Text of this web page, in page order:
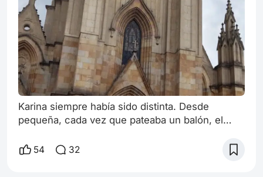
Karina siempre había sido distinta. Desde
pequeña, cada vez que pateaba un balón, el
decían que tenía magia en los pies, pero lo que
54 32